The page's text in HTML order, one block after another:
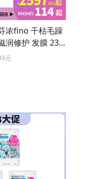
浓fino 干枯毛躁
润修护 发膜 230
元